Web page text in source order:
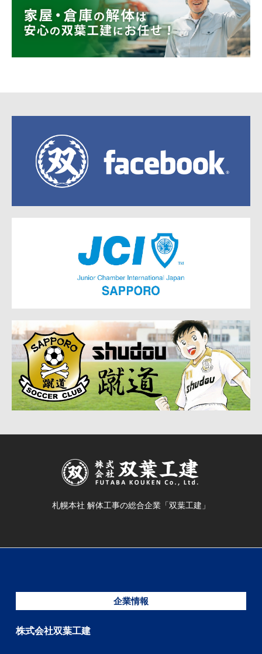
札幌本社 解体工事の総合企業「双葉工建」
企業情報
株式会社双葉工建